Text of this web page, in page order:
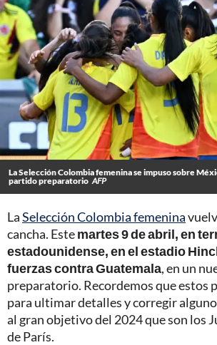
La Selección Colombia femenina se impuso sobre
partido preparatorio AFP
LaSelección Colombia femenina
cancha. Estemartes 9 de abril, en
estadounidense, en el estadio
fuerzas contra Guatemala, en un
preparatorio. Recordemos que estos
para ultimar detalles y corregir
al gran objetivo del 2024 que son los
de París.